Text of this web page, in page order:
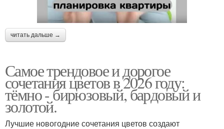
читать дальше →
Самое трендовое и дорогое
сочетания цветов в 2026 году:
тёмно - бирюзовый, бардовый и
золотой.
Лучшие новогодние сочетания цветов создают